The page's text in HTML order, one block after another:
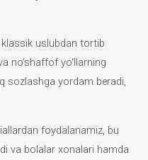
uslubdan tortib
no‘shaffof yo‘llarning
sozlashga yordam beradi,
foydalanamiz, bu
va bolalar xonalari hamda